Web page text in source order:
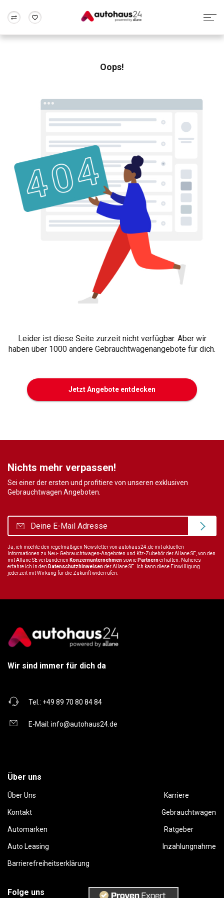
Rund um die Inzahlungnahme
Oops!
Leider ist diese Seite zurzeit nicht verfügbar. Aber wir
haben über 1000 andere Gebrauchtwagenangebote für dich.
Jetzt Angebote entdecken
Nichts mehr verpassen!
Sei einer der ersten und profitiere von unseren exklusiven
Gebrauchtwagen Angeboten.
Ja, ich möchte den regelmäßigen Newsletter von autohaus24.de mit aktuellen
Informationen zu Neu- Gebrauchtwagen-Angeboten und Kfz-Zubehör der Allane SE, von den
mit Allane SE verbundenen Konzernunternehmen sowie Partnernerhalten. Näheres
erfahre ich in den Datenschutzhinweisender Allane SE. Ich kann diese Einwilligung
jederzeit mit Wirkung für die Zukunft widerrufen.
Wir sind immer für dich da
Tel.: +49 89 70 80 84 84
E-Mail: info@autohaus24.de
Über uns
Über Uns Karriere
Kontakt Gebrauchtwagen
Automarken Ratgeber
Auto Leasing Inzahlungnahme
Barrierefreiheitserklärung
Folge uns